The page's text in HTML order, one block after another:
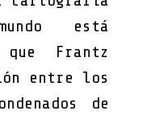
está
Frantz
entre los
de